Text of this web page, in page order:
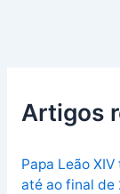
Artigos
Papa Leão
até ao final de